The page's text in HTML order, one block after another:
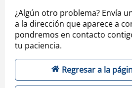
¿Algún otro problema? Envía
a la dirección que aparece a
pondremos en contacto
tu paciencia.
Regresar a la